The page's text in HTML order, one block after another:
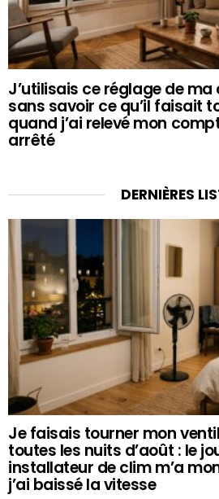
J’utilisais ce réglage de
sans savoir ce qu’il faisait
quand j’ai relevé mon
arrêté
DERNIÈRES
Je faisais tourner mon
toutes les nuits d’août : le
installateur de clim m’a
j’ai baissé la vitesse